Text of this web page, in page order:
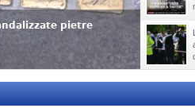
pietre